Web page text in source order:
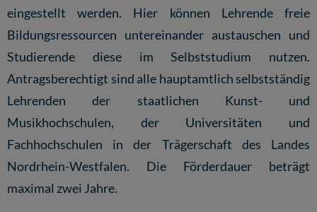
eingestellt werden. Hier können Lehrende freie
Bildungsressourcen untereinander austauschen und
Studierende diese im Selbststudium nutzen.
Antragsberechtigt sind alle hauptamtlich selbstständig
Lehrenden der staatlichen Kunst- und
Musikhochschulen, der Universitäten und
Fachhochschulen in der Trägerschaft des Landes
Nordrhein-Westfalen. Die Förderdauer beträgt
maximal zwei Jahre.